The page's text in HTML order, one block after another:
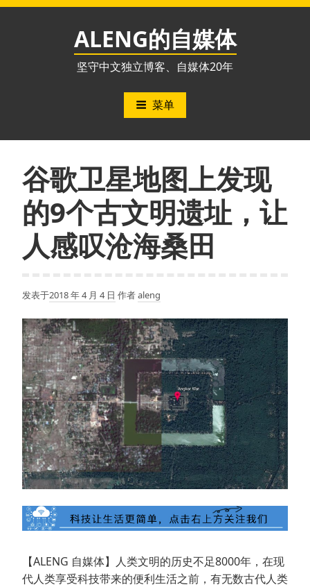
跳
ALENG的自媒体
坚守中文独立博客、自媒体20年
菜单
谷歌卫星地图上发现
的9个古文明遗址，让
人感叹沧海桑田
发表于2018 年 4 月 4 日 作者aleng
【ALENG 自媒体】人类文明的历史不足8000年，在现
代人类享受科技带来的便利生活之前，有无数古代人类